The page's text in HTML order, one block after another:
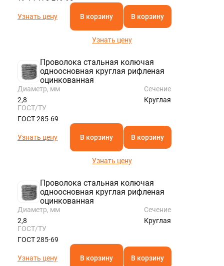
ROSTOV@STALTEKA.RU
Узнать цену В корзину В корзину
Узнать цену
Проволока стальная колючая
одноосновная круглая рифленая
оцинкованная
Диаметр, мм
2,8
Сечение
Круглая
ГОСТ/ТУ
ГОСТ 285-69
Узнать цену В корзину В корзину
Узнать цену
Проволока стальная колючая
одноосновная круглая рифленая
оцинкованная
Диаметр, мм
2,8
Сечение
Круглая
ГОСТ/ТУ
ГОСТ 285-69
Узнать цену В корзину В корзину